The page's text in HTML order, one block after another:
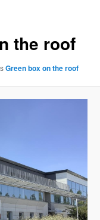
the roof
Green box on the roof